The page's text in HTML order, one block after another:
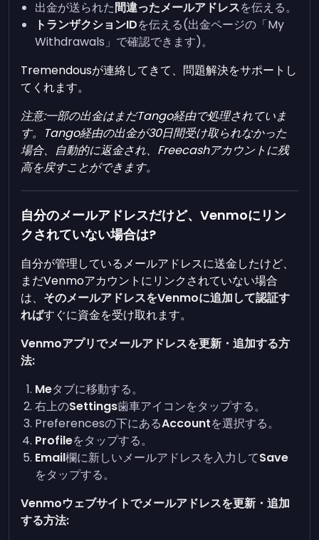
出金が送られた間違ったメールアドレスを伝える。
トランザクションIDを伝える(出金ページの「My
Withdrawals」で確認できます)。
Tremendousが連絡してきて、問題解決をサポートし
てくれます。
注意:一部の出金はまだTango経由で処理されていま
す。Tango経由の出金が30日間受け取られなかった
場合、自動的に返金され、Freecashアカウントに残
高を戻すことができます。
自分のメールアドレスだけど、Venmoにリン
クされていない場合は?
自分が管理しているメールアドレスに送金したけど、
まだVenmoアカウントにリンクされていない場合
は、 そのメールアドレスをVenmoに追加して認証す
ればすぐに資金を受け取れます。
Venmoアプリでメールアドレスを更新・追加する方
法:
Meタブに移動する。
右上のSettings歯車アイコンをタップする。
Preferencesの下にあるAccountを選択する。
Profileをタップする。
Email欄に新しいメールアドレスを入力してSave
をタップする。
Venmoウェブサイトでメールアドレスを更新・追加
する方法: